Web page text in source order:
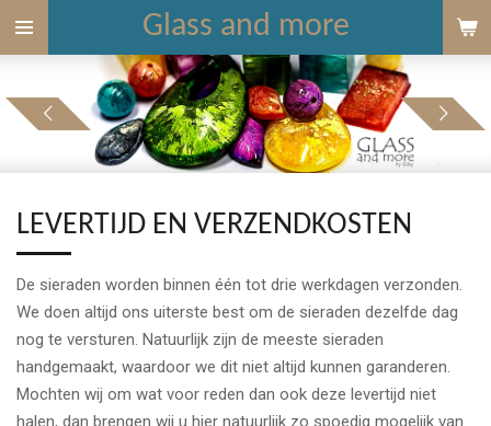
Ga
direct
de
hoofdinhoud
Glass and more
LEVERTIJD EN VERZENDKOSTEN
De sieraden worden binnen één tot drie werkdagen verzonden.
We doen altijd ons uiterste best om de sieraden dezelfde dag
nog te versturen. Natuurlijk zijn de meeste sieraden
handgemaakt, waardoor we dit niet altijd kunnen garanderen.
Mochten wij om wat voor reden dan ook deze levertijd niet
halen, dan brengen wij u hier natuurlijk zo spoedig mogelijk van